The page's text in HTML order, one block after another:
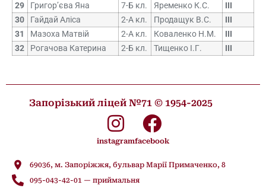
29
Григор’єва Яна 7-Б кл. Яременко К.С.
ІІІ
30
Гайдай Аліса 2-А кл. Продащук В.С.
ІІІ
31
Мазоха Матвій 2-А кл. Коваленко Н.М.
ІІІ
32
Рогачова Катерина 2-Б кл. Тищенко І.Г. ІІІ
Запорізький ліцей №71 © 1954-2025
instagramfacebook
69036, м. Запоріжжя, бульвар Марії Примаченко, 8
095-043-42-01 — приймальня